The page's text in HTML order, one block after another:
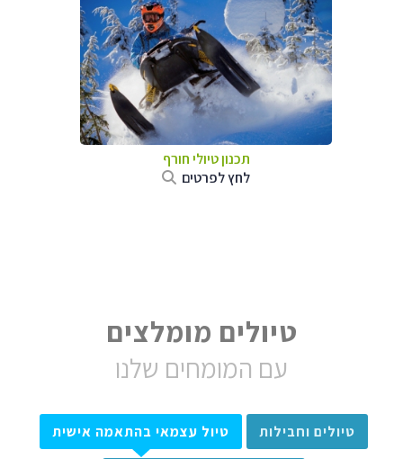
תכנון טיולי חורף
לחץ לפרטים
טיולים מומלצים
עם המומחים שלנו
טיולים וחבילות טיול עצמאי בהתאמה אישית